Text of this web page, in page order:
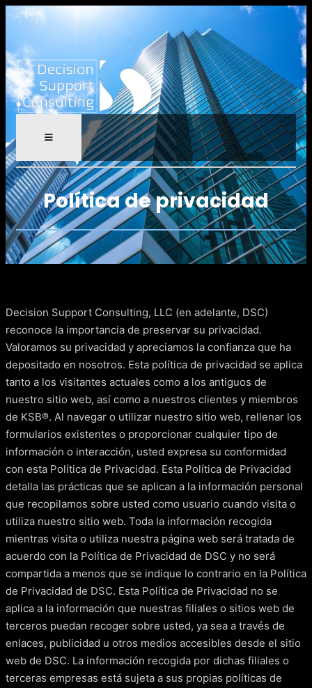
Política de privacidad
Decision Support Consulting, LLC (en adelante, DSC)
reconoce la importancia de preservar su privacidad.
Valoramos su privacidad y apreciamos la confianza que ha
depositado en nosotros. Esta política de privacidad se aplica
tanto a los visitantes actuales como a los antiguos de
nuestro sitio web, así como a nuestros clientes y miembros
de KSB®. Al navegar o utilizar nuestro sitio web, rellenar los
formularios existentes o proporcionar cualquier tipo de
información o interacción, usted expresa su conformidad
con esta Política de Privacidad. Esta Política de Privacidad
detalla las prácticas que se aplican a la información personal
que recopilamos sobre usted como usuario cuando visita o
utiliza nuestro sitio web. Toda la información recogida
mientras visita o utiliza nuestra página web será tratada de
acuerdo con la Política de Privacidad de DSC y no será
compartida a menos que se indique lo contrario en la Política
de Privacidad de DSC. Esta Política de Privacidad no se
aplica a la información que nuestras filiales o sitios web de
terceros puedan recoger sobre usted, ya sea a través de
enlaces, publicidad u otros medios accesibles desde el sitio
web de DSC. La información recogida por dichas filiales o
terceras empresas está sujeta a sus propias políticas de